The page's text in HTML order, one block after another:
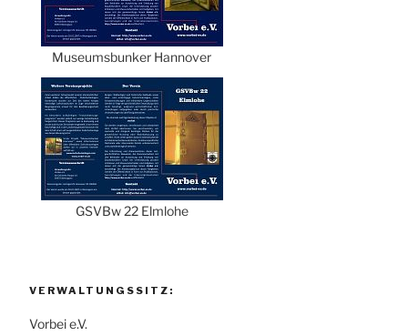
Museumsbunker Hannover
GSVBw 22 Elmlohe
VERWALTUNGSSITZ:
Vorbei e.V.